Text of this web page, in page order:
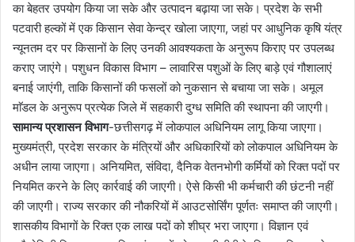
का बेहतर उपयोग किया जा सके और उत्पादन बढ़ाया जा सके। प्रदेश के सभी
पटवारी हल्कों में एक किसान सेवा केन्द्र खोला जाएगा, जहां पर आधुनिक कृषि यंत्र
न्यूनतम दर पर किसानों के लिए उनकी आवश्यकता के अनुरूप किराए पर उपलब्ध
कराए जाएंगे। पशुधन विकास विभाग – लावारिस पशुओं के लिए बाड़े एवं गौशालाएं
बनाई जाएंगी, ताकि किसानों की फसलों को नुकसान से बचाया जा सके। अमूल
माॅडल के अनुरूप प्रत्येक जिले में सहकारी दुग्ध समिति की स्थापना की जाएगी।
सामान्य प्रशासन विभाग-छत्तीसगढ़ में लोकपाल अधिनियम लागू किया जाएगा।
मुख्यमंत्री, प्रदेश सरकार के मंत्रियों और अधिकारियों को लोकपाल अधिनियम के
अधीन लाया जाएगा। अनियमित, संविदा, दैनिक वेतनभोगी कर्मियों को रिक्त पदों पर
नियमित करने के लिए कार्रवाई की जाएगी। ऐसे किसी भी कर्मचारी की छंटनी नहीं
की जाएगी। राज्य सरकार की नौकरियों में आउटसोर्सिंग पूर्णतः समाप्त की जाएगी।
शासकीय विभागों के रिक्त एक लाख पदों को शीघ्र भरा जाएगा। विज्ञान एवं